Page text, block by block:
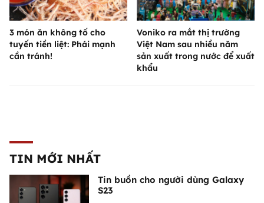
3 món ăn không tố cho
tuyến tiền liệt: Phái mạnh
cần tránh!
Voniko ra mắt thị trường
Việt Nam sau nhiều năm
sản xuất trong nước để xuất
khẩu
TIN MỚI NHẤT
Tin buồn cho người dùng Galaxy
S23